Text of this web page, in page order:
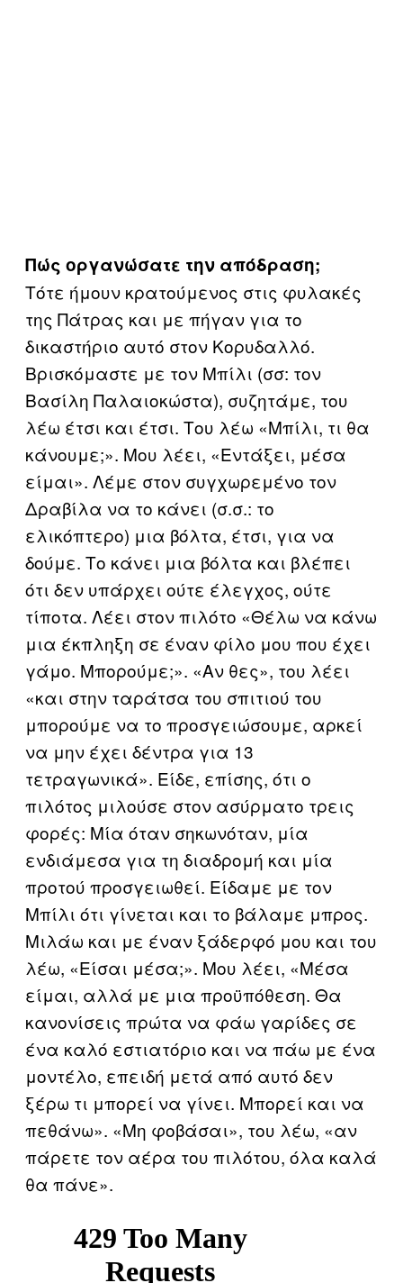
Πώς οργανώσατε την απόδραση;
Τότε ήμουν κρατούμενος στις φυλακές
της Πάτρας και με πήγαν για το
δικαστήριο αυτό στον Κορυδαλλό.
Βρισκόμαστε με τον Μπίλι (σσ: τον
Βασίλη Παλαιοκώστα), συζητάμε, του
λέω έτσι και έτσι. Του λέω «Μπίλι, τι θα
κάνουμε;». Μου λέει, «Εντάξει, μέσα
είμαι». Λέμε στον συγχωρεμένο τον
Δραβίλα να το κάνει (σ.σ.: το
ελικόπτερο) μια βόλτα, έτσι, για να
δούμε. Το κάνει μια βόλτα και βλέπει
ότι δεν υπάρχει ούτε έλεγχος, ούτε
τίποτα. Λέει στον πιλότο «Θέλω να κάνω
μια έκπληξη σε έναν φίλο μου που έχει
γάμο. Μπορούμε;». «Αν θες», του λέει
«και στην ταράτσα του σπιτιού του
μπορούμε να το προσγειώσουμε, αρκεί
να μην έχει δέντρα για 13
τετραγωνικά». Είδε, επίσης, ότι ο
πιλότος μιλούσε στον ασύρματο τρεις
φορές: Μία όταν σηκωνόταν, μία
ενδιάμεσα για τη διαδρομή και μία
προτού προσγειωθεί. Είδαμε με τον
Μπίλι ότι γίνεται και το βάλαμε μπρος.
Μιλάω και με έναν ξάδερφό μου και του
λέω, «Είσαι μέσα;». Μου λέει, «Μέσα
είμαι, αλλά με μια προϋπόθεση. Θα
κανονίσεις πρώτα να φάω γαρίδες σε
ένα καλό εστιατόριο και να πάω με ένα
μοντέλο, επειδή μετά από αυτό δεν
ξέρω τι μπορεί να γίνει. Μπορεί και να
πεθάνω». «Μη φοβάσαι», του λέω, «αν
πάρετε τον αέρα του πιλότου, όλα καλά
θα πάνε».